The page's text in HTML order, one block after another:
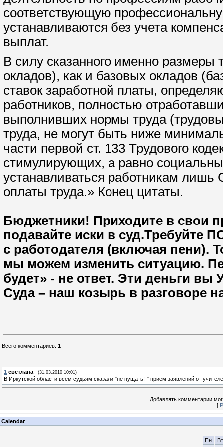
соответствующую
устанавливаются без учета
выплат.
В силу сказанного именно
окладов), как и базовых окладов
ставок заработной платы,
работников, полностью
выполнивших нормы труда
труда, не могут быть ниже
части первой ст. 133 Трудового
стимулирующих, а равно
устанавливаться работникам
оплаты труда.» Конец цитаты.
Бюджетники! Приходите в свои
подавайте иски в суд.Требуйте
с работодателя (включая пени).
мы можем изменить ситуацию.
будет» - не ответ. Эти деньги
Суда – наш козырь в разговоре
Всего комментариев: 1
1 светлана (31.03.2010 10:01)
В Иркутской области всем судьям сказали "не пущать!-" прием заявлений от
Добавлять комментарии
[
Calendar
Пн
Вт